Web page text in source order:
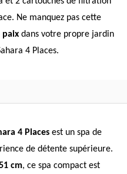
Ne manquez pas cette
paix dans votre propre jardin
4 Places.
4 Places est un spa de
de détente supérieure.
cm, ce spa compact est